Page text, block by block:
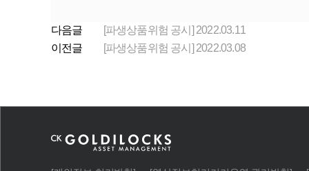
다음글
[파생상품위험 공시] 2022.03.11
이전글
[파생상품위험 공시] 2022.03.08